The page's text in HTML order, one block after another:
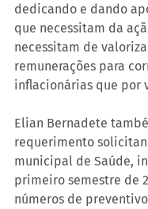
dedicando e dando
que necessitam da
necessitam de
remunerações para
inflacionárias que por
Elian Bernadete
requerimento
municipal de Saúde,
primeiro semestre de
números de